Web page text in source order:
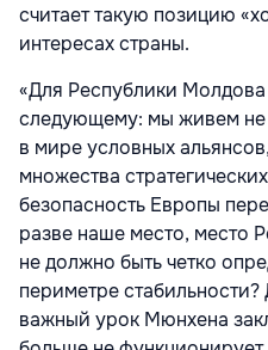
считает такую позицию
интересах страны.
«Для Республики
следующему: мы живем не
в мире условных
множества
безопасность Европы
разве наше место, место
не должно быть четко
периметре
важный урок Мюнхена